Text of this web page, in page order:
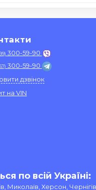
300-59-90
300-59-90
дзвінок
на VIN
по всій Україні:
Миколаїв, Херсон,